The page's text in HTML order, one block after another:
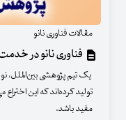
مقالات فناوری نانو
فناوری نانو در
یک تیم پژوهشی
تولید کرده‌اند که این
مفید باشد.